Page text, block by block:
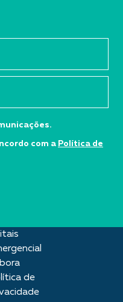
de
com a Política de